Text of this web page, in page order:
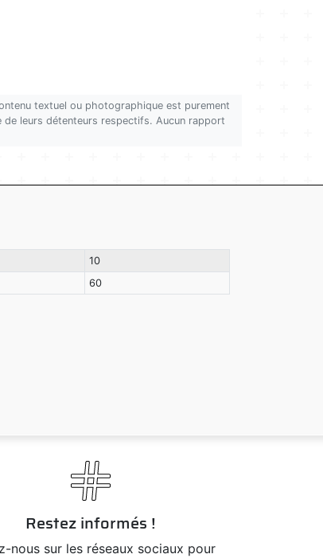
textuel ou photographique est purement
leurs détenteurs respectifs. Aucun rapport
10
60
Restez informés !
nous sur les réseaux sociaux pour